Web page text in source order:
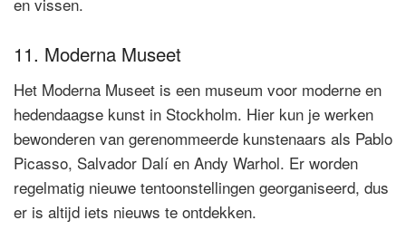
11. Moderna Museet
Het Moderna Museet is een museum voor moderne en
hedendaagse kunst in Stockholm. Hier kun je werken
bewonderen van gerenommeerde kunstenaars als Pablo
Picasso, Salvador Dalí en Andy Warhol. Er worden
regelmatig nieuwe tentoonstellingen georganiseerd, dus
er is altijd iets nieuws te ontdekken.